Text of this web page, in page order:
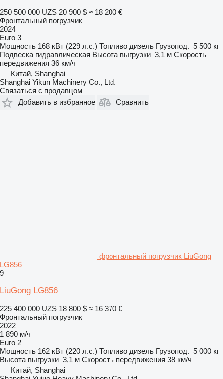
250 500 000 UZS 20 900 $ ≈ 18 200 €
Фронтальный погрузчик
2024
Euro 3
Мощность 168 кВт (229 л.с.) Топливо дизель Грузопод. 5 500 кг
Подвеска гидравлическая Высота выгрузки 3,1 м Скорость
передвижения 36 км/ч
Китай, Shanghai
Shanghai Yikun Machinery Co., Ltd.
Связаться с продавцом
Добавить в избранное
Сравнить
фронтальный погрузчик LiuGong
LG856
9
LiuGong LG856
225 400 000 UZS 18 800 $ ≈ 16 370 €
Фронтальный погрузчик
2022
1 890 м/ч
Euro 2
Мощность 162 кВт (220 л.с.) Топливо дизель Грузопод. 5 000 кг
Высота выгрузки 3,1 м Скорость передвижения 38 км/ч
Китай, Shanghai